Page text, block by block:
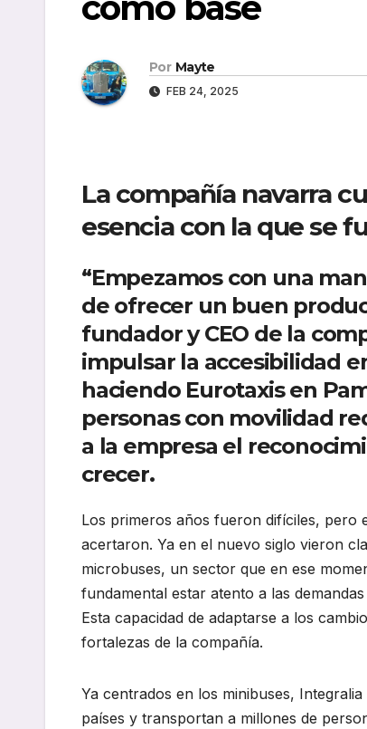
Por Mayte
FEB 24, 2025
La compañía navarra
esencia con la que se
“Empezamos con una
de ofrecer un buen
fundador y CEO de la
impulsar la accesibilidad
haciendo Eurotaxis en
personas con movilidad
a la empresa el
crecer.
Los primeros años fueron difíciles, pero
acertaron. Ya en el nuevo siglo vieron
microbuses, un sector que en ese
fundamental estar atento a las
Esta capacidad de adaptarse a los
fortalezas de la compañía.
Ya centrados en los minibuses,
países y transportan a millones de